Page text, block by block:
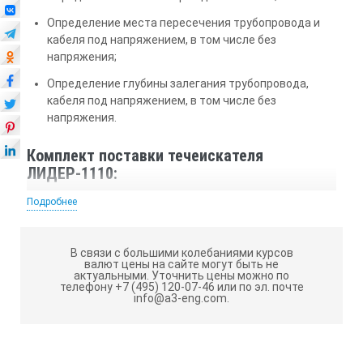
Определение места пересечения трубопровода и
кабеля под напряжением, в том числе без
напряжения;
Определение глубины залегания трубопровода,
кабеля под напряжением, в том числе без
напряжения.
Комплект поставки течеискателя
ЛИДЕР-1110:
Приемник универсальный «ЛИДЕР-УП»;
Датчик электромагнитный «ЛИДЕР-ЭМД»;
Генератор «ЛИДЕР-ГТ10».
Подробнее
В связи с большими колебаниями курсов
валют цены на сайте могут быть не
актуальными. Уточнить цены можно по
телефону +7 (495) 120-07-46 или по эл. почте
info@a3-eng.com.